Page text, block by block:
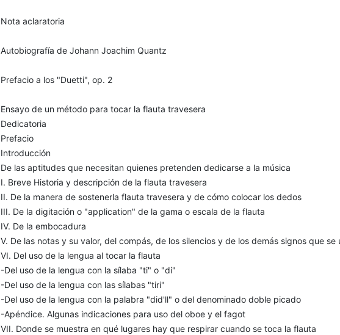
Nota aclaratoria
Autobiografía de Johann Joachim Quantz
Prefacio a los "Duetti", op. 2
Ensayo de un método para tocar la flauta travesera
Dedicatoria
Prefacio
Introducción
De las aptitudes que necesitan quienes pretenden dedicarse a la música
I. Breve Historia y descripción de la flauta travesera
II. De la manera de sostenerla flauta travesera y de cómo colocar los dedos
III. De la digitación o "application" de la gama o escala de la flauta
IV. De la embocadura
V. De las notas y su valor, del compás, de los silencios y de los demás signos que se
VI. Del uso de la lengua al tocar la flauta
-Del uso de la lengua con la sílaba "ti" o "di"
-Del uso de la lengua con las sílabas "tiri"
-Del uso de la lengua con la palabra "did'll" o del denominado doble picado
-Apéndice. Algunas indicaciones para uso del oboe y el fagot
VII. Donde se muestra en qué lugares hay que respirar cuando se toca la flauta